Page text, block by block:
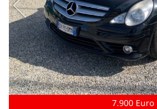
7.900 Euro